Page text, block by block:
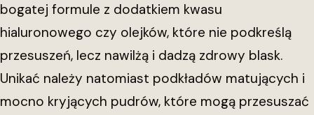
bogatej formule z dodatkiem kwasu
hialuronowego czy olejków, które nie podkreślą
przesuszeń, lecz nawilżą i dadzą zdrowy blask.
Unikać należy natomiast podkładów matujących i
mocno kryjących pudrów, które mogą przesuszać